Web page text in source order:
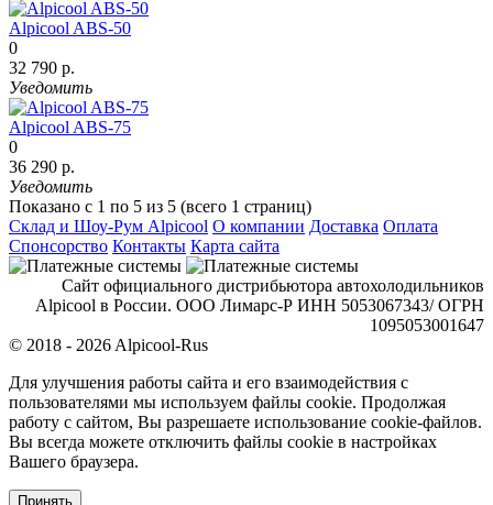
Alpicool ABS-50
0
32 790 р.
Уведомить
Alpicool ABS-75
0
36 290 р.
Уведомить
Показано с 1 по 5 из 5 (всего 1 страниц)
Склад и Шоу-Рум Alpicool О компании Доставка Оплата
Спонсорство Контакты Карта сайта
Сайт официального дистрибьютора автохолодильников
Alpicool в России. ООО Лимарс-Р ИНН 5053067343/ ОГРН
1095053001647
© 2018 - 2026 Alpicool-Rus
Для улучшения работы сайта и его взаимодействия с
пользователями мы используем файлы cookie. Продолжая
работу с сайтом, Вы разрешаете использование cookie-файлов.
Вы всегда можете отключить файлы cookie в настройках
Вашего браузера.
Принять